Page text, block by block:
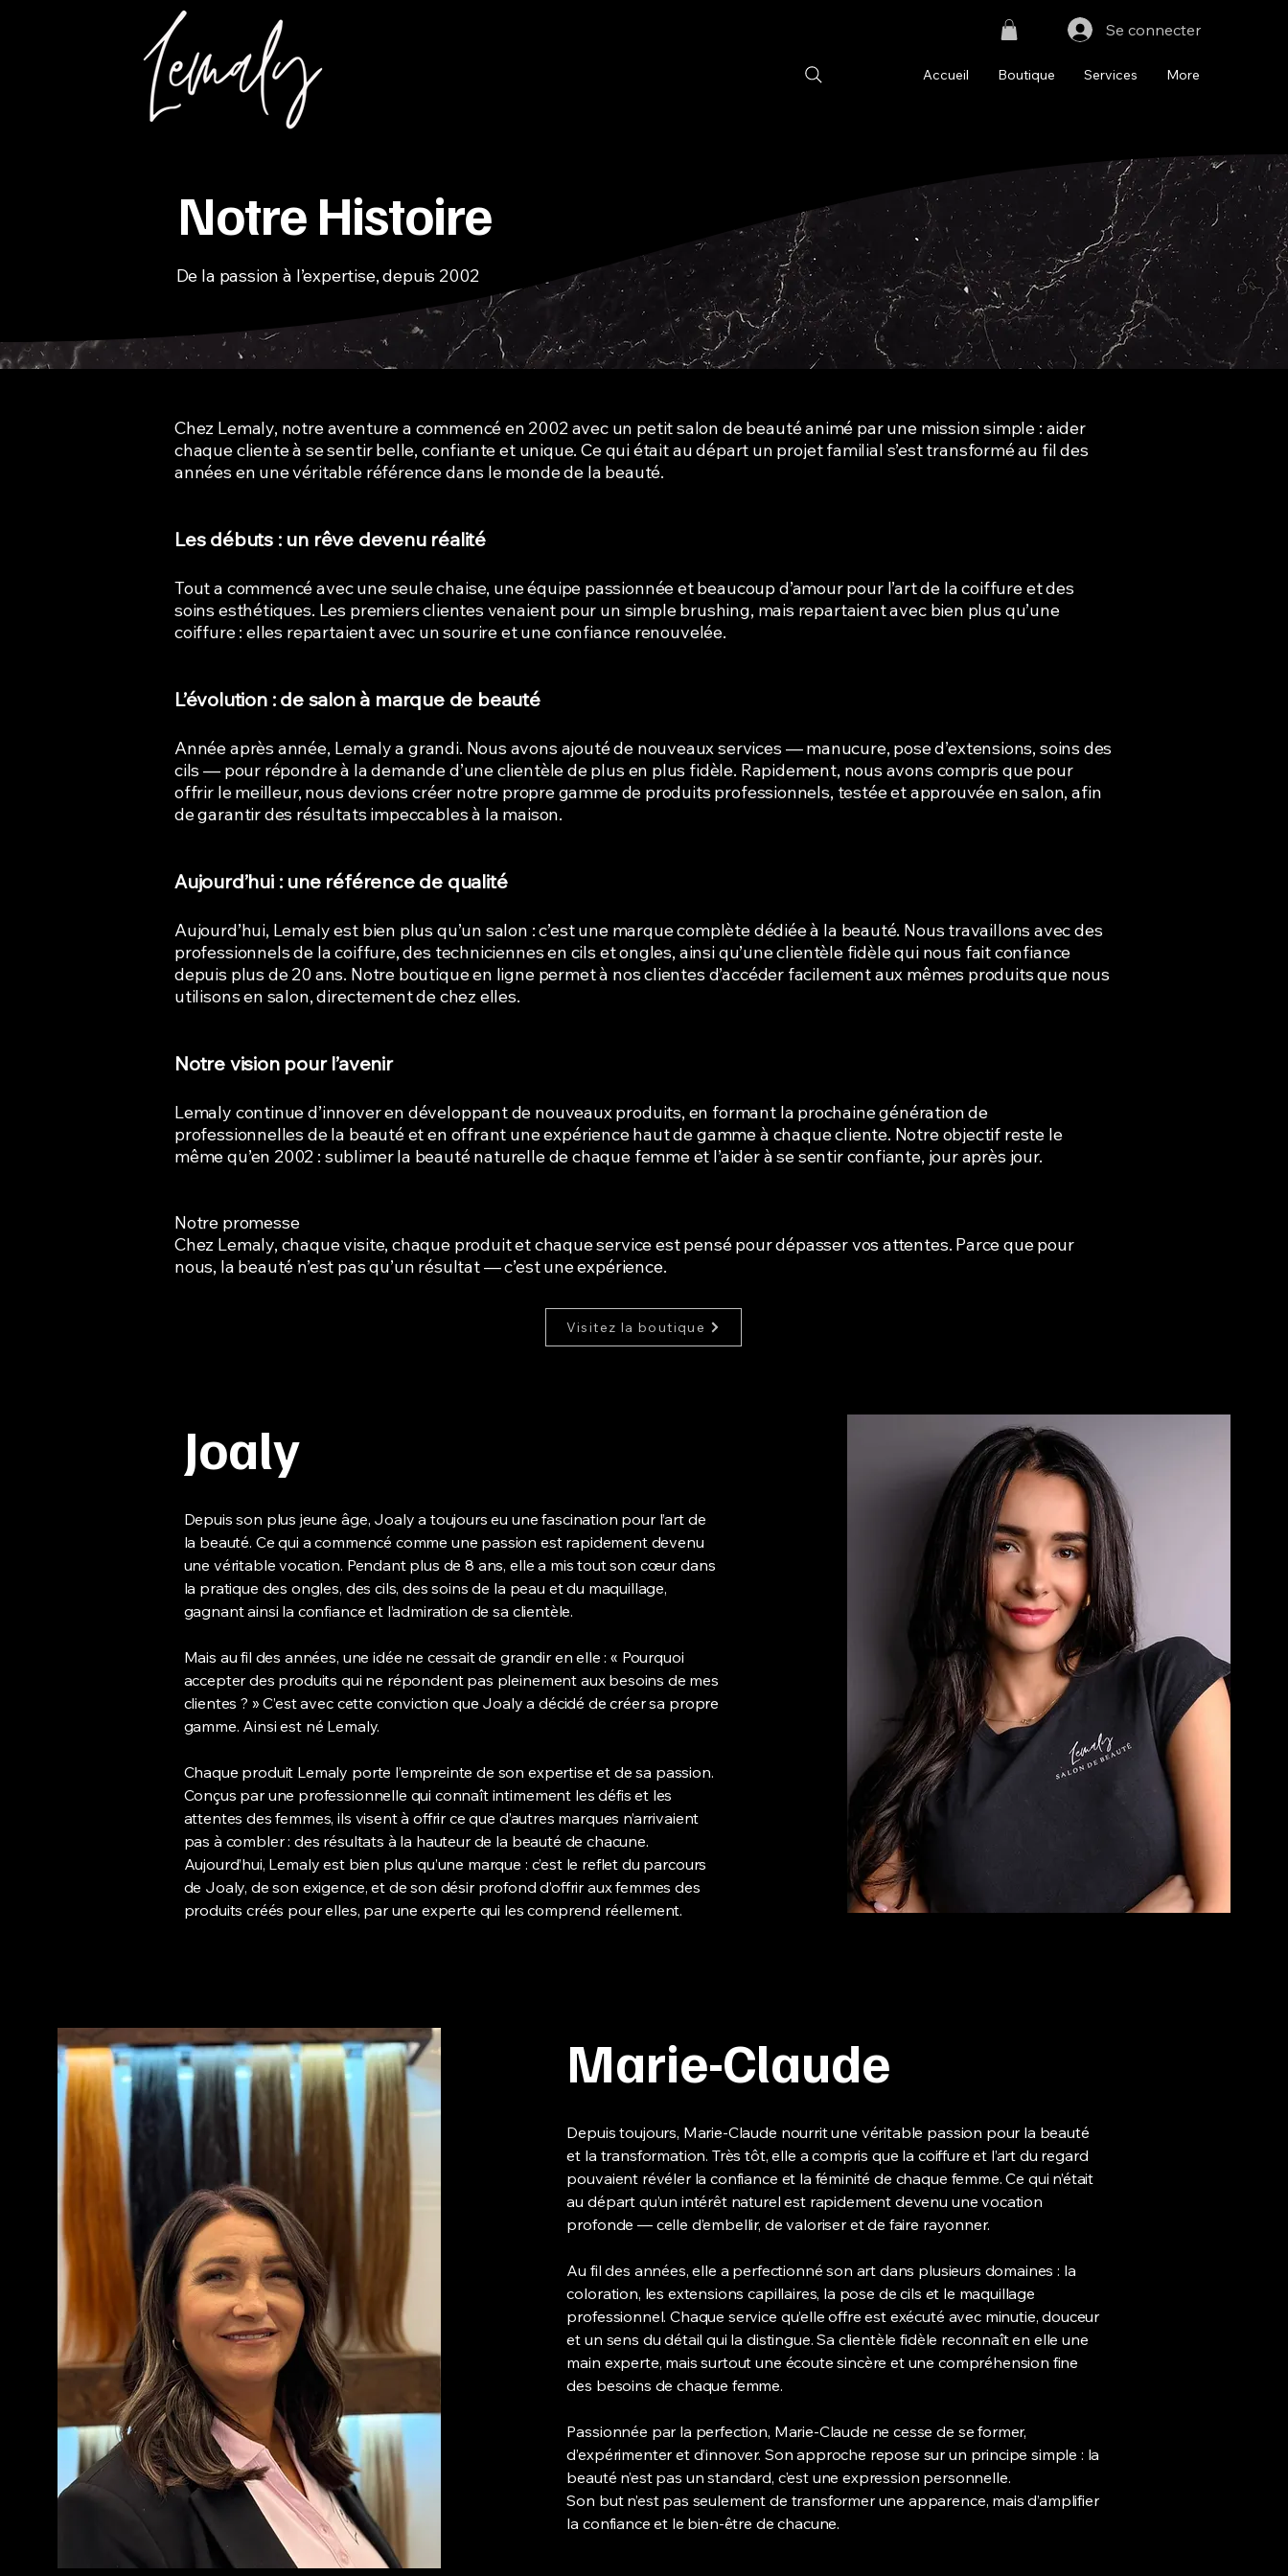
Se connecter
Accueil Boutique Services More
Notre Histoire
De la passion à l’expertise, depuis 2002
Chez Lemaly, notre aventure a commencé en 2002 avec un petit salon de beauté animé par une mission simple : aider
chaque cliente à se sentir belle, confiante et unique. Ce qui était au départ un projet familial s’est transformé au fil des
années en une véritable référence dans le monde de la beauté.
Les débuts : un rêve devenu réalité
Tout a commencé avec une seule chaise, une équipe passionnée et beaucoup d’amour pour l’art de la coiffure et des
soins esthétiques. Les premiers clientes venaient pour un simple brushing, mais repartaient avec bien plus qu’une
coiffure : elles repartaient avec un sourire et une confiance renouvelée.
L’évolution : de salon à marque de beauté
Année après année, Lemaly a grandi. Nous avons ajouté de nouveaux services — manucure, pose d’extensions, soins des
cils — pour répondre à la demande d’une clientèle de plus en plus fidèle. Rapidement, nous avons compris que pour
offrir le meilleur, nous devions créer notre propre gamme de produits professionnels, testée et approuvée en salon, afin
de garantir des résultats impeccables à la maison.
Aujourd’hui : une référence de qualité
Aujourd’hui, Lemaly est bien plus qu’un salon : c’est une marque complète dédiée à la beauté. Nous travaillons avec des
professionnels de la coiffure, des techniciennes en cils et ongles, ainsi qu’une clientèle fidèle qui nous fait confiance
depuis plus de 20 ans. Notre boutique en ligne permet à nos clientes d’accéder facilement aux mêmes produits que nous
utilisons en salon, directement de chez elles.
Notre vision pour l’avenir
Lemaly continue d’innover en développant de nouveaux produits, en formant la prochaine génération de
professionnelles de la beauté et en offrant une expérience haut de gamme à chaque cliente. Notre objectif reste le
même qu’en 2002 : sublimer la beauté naturelle de chaque femme et l’aider à se sentir confiante, jour après jour.
Notre promesse
Chez Lemaly, chaque visite, chaque produit et chaque service est pensé pour dépasser vos attentes. Parce que pour
nous, la beauté n’est pas qu’un résultat — c’est une expérience.
Visitez la boutique
Joaly
Depuis son plus jeune âge, Joaly a toujours eu une fascination pour l’art de
la beauté. Ce qui a commencé comme une passion est rapidement devenu
une véritable vocation. Pendant plus de 8 ans, elle a mis tout son cœur dans
la pratique des ongles, des cils, des soins de la peau et du maquillage,
gagnant ainsi la confiance et l’admiration de sa clientèle.
Mais au fil des années, une idée ne cessait de grandir en elle : « Pourquoi
accepter des produits qui ne répondent pas pleinement aux besoins de mes
clientes ? » C’est avec cette conviction que Joaly a décidé de créer sa propre
gamme. Ainsi est né Lemaly.
Chaque produit Lemaly porte l’empreinte de son expertise et de sa passion.
Conçus par une professionnelle qui connaît intimement les défis et les
attentes des femmes, ils visent à offrir ce que d’autres marques n’arrivaient
pas à combler : des résultats à la hauteur de la beauté de chacune.
Aujourd’hui, Lemaly est bien plus qu’une marque : c’est le reflet du parcours
de Joaly, de son exigence, et de son désir profond d’offrir aux femmes des
produits créés pour elles, par une experte qui les comprend réellement.
Marie-Claude
Depuis toujours, Marie-Claude nourrit une véritable passion pour la beauté
et la transformation. Très tôt, elle a compris que la coiffure et l’art du regard
pouvaient révéler la confiance et la féminité de chaque femme. Ce qui n’était
au départ qu’un intérêt naturel est rapidement devenu une vocation
profonde — celle d’embellir, de valoriser et de faire rayonner.
Au fil des années, elle a perfectionné son art dans plusieurs domaines : la
coloration, les extensions capillaires, la pose de cils et le maquillage
professionnel. Chaque service qu’elle offre est exécuté avec minutie, douceur
et un sens du détail qui la distingue. Sa clientèle fidèle reconnaît en elle une
main experte, mais surtout une écoute sincère et une compréhension fine
des besoins de chaque femme.
Passionnée par la perfection, Marie-Claude ne cesse de se former,
d’expérimenter et d’innover. Son approche repose sur un principe simple : la
beauté n’est pas un standard, c’est une expression personnelle.
Son but n’est pas seulement de transformer une apparence, mais d’amplifier
la confiance et le bien-être de chacune.